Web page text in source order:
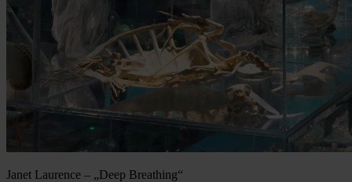
Janet Laurence – „Deep Breathing“